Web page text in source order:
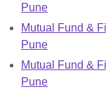
Pune
Mutual Fund &
Pune
Mutual Fund &
Pune